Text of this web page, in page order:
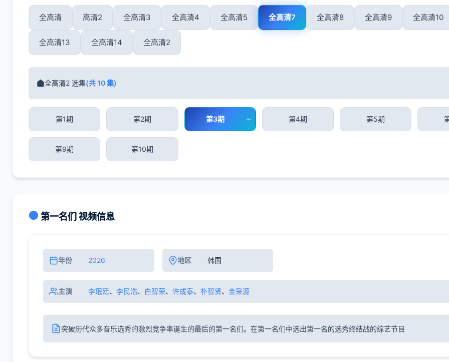
全高清 高清2 全高清3 全高清4 全高清5 全高清7 全高清8 全高清9 全高清10
全高清13 全高清14 全高清2
全高清2 选集(共 10 集)
第1期 第2期 第3期 第4期 第5期
第9期 第10期
第一名们 视频信息
年份 2026 地区 韩国
主演 李珉廷、 李民浩、 白智荣、 许成泰、 朴智贤、 金采源
突破历代众多音乐选秀的激烈竞争率诞生的最后的第一名们。在第一名们中选出第一名的选秀终结战的综艺节目